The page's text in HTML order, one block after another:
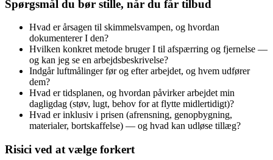
Spørgsmål du bør stille, når du får tilbud
Hvad er årsagen til skimmelsvampen, og hvordan
dokumenterer I den?
Hvilken konkret metode bruger I til afspærring og fjernelse —
og kan jeg se en arbejdsbeskrivelse?
Indgår luftmålinger før og efter arbejdet, og hvem udfører
dem?
Hvad er tidsplanen, og hvordan påvirker arbejdet min
dagligdag (støv, lugt, behov for at flytte midlertidigt)?
Hvad er inklusiv i prisen (afrensning, genopbygning,
materialer, bortskaffelse) — og hvad kan udløse tillæg?
Risici ved at vælge forkert